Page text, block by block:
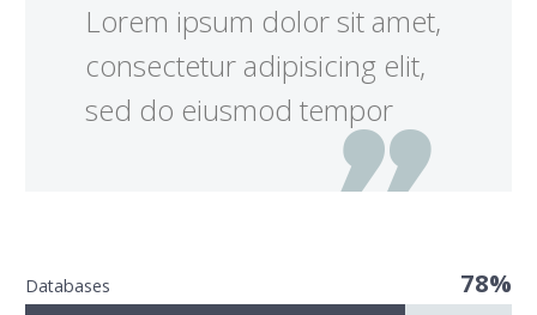
Lorem ipsum dolor sit amet,
consectetur adipisicing elit,
sed do eiusmod tempor
Databases 78%